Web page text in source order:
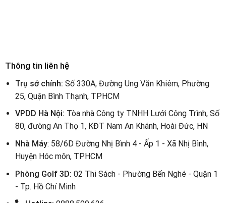
Thông tin liên hệ
Trụ sở chính: Số 330A, Đường Ung Văn Khiêm, Phường
25, Quận Bình Thạnh, TPHCM
VPDD Hà Nội: Tòa nhà Công ty TNHH Lưới Công Trình, Số
80, đường An Thọ 1, KĐT Nam An Khánh, Hoài Đức, HN
Nhà Máy: 58/6D Đường Nhị Bình 4 - Ấp 1 - Xã Nhị Bình,
Huyện Hóc môn, TPHCM
Phòng Golf 3D:02 Thi Sách - Phường Bến Nghé - Quận 1
- Tp. Hồ Chí Minh